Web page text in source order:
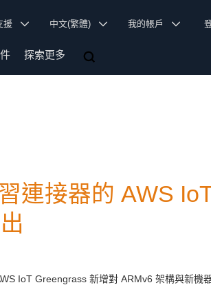
援 中文(繁體) 我的帳戶
探索更多
連接器的 AWS
IoT Greengrass 新增對 ARMv6 架構與新機